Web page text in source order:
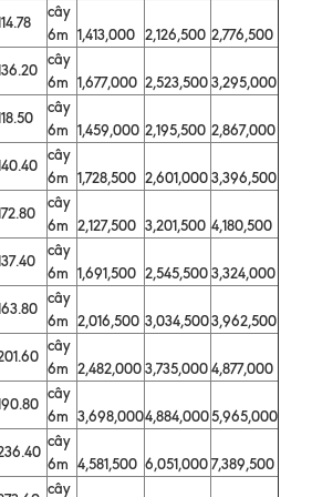
cây
6m 1,413,000 2,126,500 2,776,500
cây
6m 1,677,000 2,523,5003,295,000
cây
6m 1,459,000 2,195,500 2,867,000
cây
6m 1,728,500 2,601,0003,396,500
cây
6m 2,127,500 3,201,500 4,180,500
cây
6m 1,691,500 2,545,5003,324,000
cây
6m 2,016,500 3,034,5003,962,500
cây
6m 2,482,0003,735,0004,877,000
cây
6m 3,698,0004,884,0005,965,000
cây
6m 4,581,500 6,051,0007,389,500
cây